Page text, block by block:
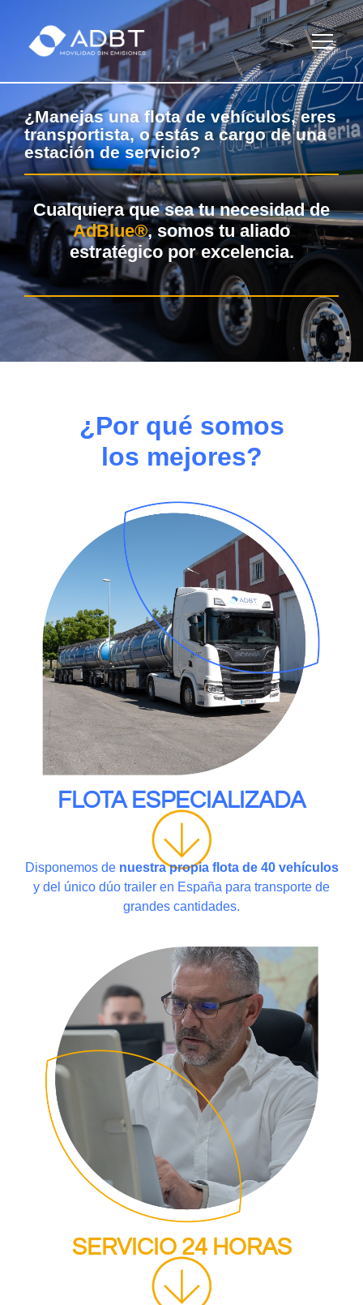
¿Manejas una flota de vehículos, eres
transportista, o estás a cargo de una
estación de servicio?
Cualquiera que sea tu necesidad de
AdBlue®, somos tu aliado
estratégico por excelencia.
¿Por qué somos
los mejores?
FLOTA ESPECIALIZADA
Disponemos de nuestra propia flota de 40 vehículos
y del único dúo trailer en España para transporte de
grandes cantidades.
SERVICIO 24 HORAS